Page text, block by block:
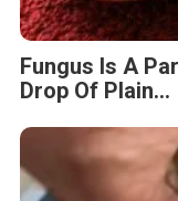
Fungus Is A
Drop Of Plain...